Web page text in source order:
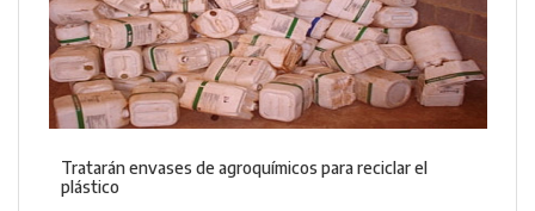
Tratarán envases de agroquímicos para reciclar el
plástico